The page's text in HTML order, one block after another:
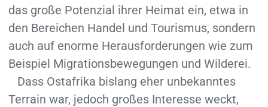
das große Potenzial ihrer Heimat ein, etwa in
den Bereichen Handel und Tourismus, sondern
auch auf enorme Herausforderungen wie zum
Beispiel Migrationsbewegungen und Wilderei.
Dass Ostafrika bislang eher unbekanntes
Terrain war, jedoch großes Interesse weckt,